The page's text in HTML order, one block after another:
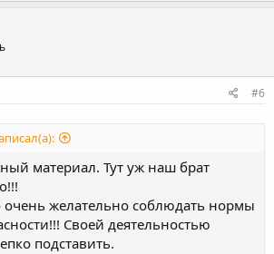
#6
материал. Тут уж наш брат
очень желательно соблюдать нормы
Своей деятельностью
подставить.